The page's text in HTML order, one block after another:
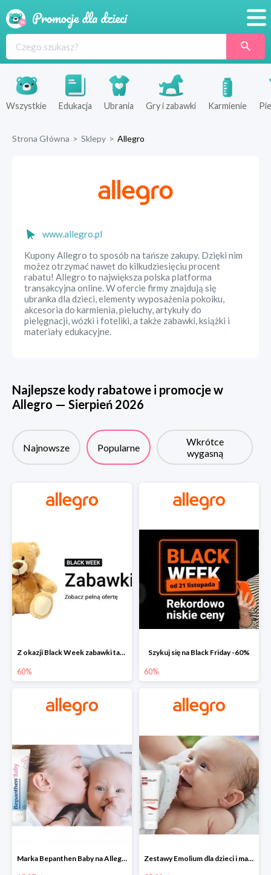
Produkty
Sklepy
Wszystkie Edukacja Ubrania Gry i zabawki Karmienie
Strona Główna > Sklepy > Allegro
www.allegro.pl
Kupony Allegro to sposób na tańsze zakupy. Dzięki nim
możez otrzymać nawet do kilkudziesięciu procent
rabatu! Allegro to największa polska platforma
transakcyjna online. W ofercie firmy znajdują się
ubranka dla dzieci, elementy wyposażenia pokoiku,
akcesoria do karmienia, pieluchy, artykuły do
pielęgnacji, wózki i foteliki, a także zabawki, książki i
materiały edukacyjne.
Najlepsze kody rabatowe i promocje w
Allegro — Sierpień 2026
Najnowsze Popularne
Wkrótce
wygasną
Z okazji Black Week zabawki taniej na allegro.pl
60%
Szykuj się na Black Friday -60%
60%
Marka Bepanthen Baby na Allegro od 15,87 zł! Zestawy Emolium dla dzieci i mam na Allegro od 35,99 zł